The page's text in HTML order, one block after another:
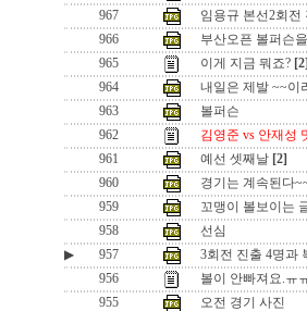
967
임용규 본선2회전
966
부산오픈 볼퍼슨
965
이게 지금 뭐죠?
964
내일은 제발 ~~이
963
볼퍼슨
962
김영준 vs 안재성
961
예선 셋째날 [2]
960
경기는 계속된다
959
꼬맹이 볼보이는
958
선심
▶
957
3회전 진출 4명과
956
볼이 안빠져요.ㅠ
955
오전 경기 사진